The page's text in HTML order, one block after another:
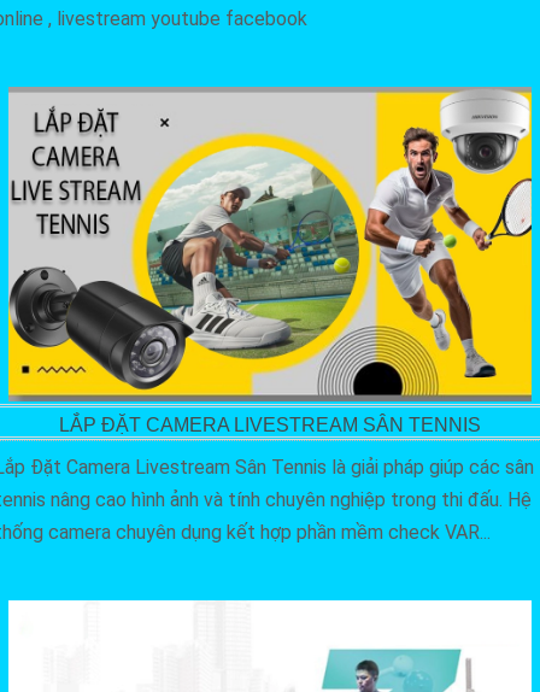
, livestream youtube facebook
LẮP ĐẶT CAMERA LIVESTREAM SÂN TENNIS
Đặt Camera Livestream Sân Tennis là giải pháp giúp các sân
nâng cao hình ảnh và tính chuyên nghiệp trong thi đấu. Hệ
camera chuyên dụng kết hợp phần mềm check VAR...